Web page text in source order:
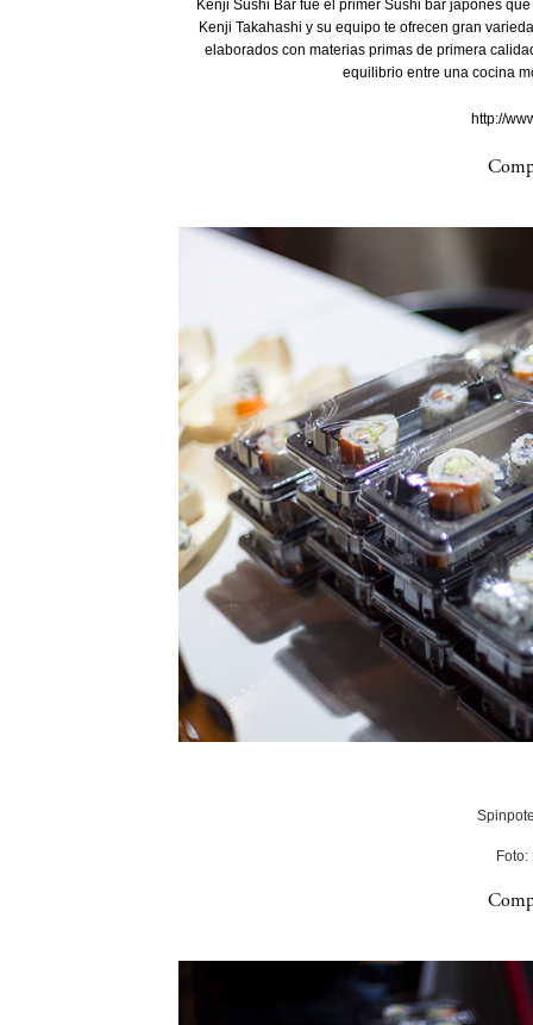
Kenji Sushi Bar fue el primer Sushi bar japonés
Kenji Takahashi y su equipo te ofrecen gran
elaborados con materias primas de primera
equilibrio entre una cocina
http://